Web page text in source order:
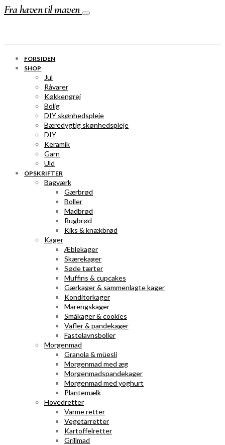
Fra haven til maven
FORSIDEN
SHOP
Jul
Råvarer
Køkkengrej
Bolig
DIY skønhedspleje
Bæredygtig skønhedspleje
DIY
Keramik
Garn
Uld
OPSKRIFTER
Bagværk
Gærbrød
Boller
Madbrød
Rugbrød
Kiks & knækbrød
Kager
Æblekager
Skærekager
Søde tærter
Muffins & cupcakes
Gærkager & sammenlagte kager
Konditorkager
Marengskager
Småkager & cookies
Vafler & pandekager
Fastelavnsboller
Morgenmad
Granola & müesli
Morgenmad med æg
Morgenmadspandekager
Morgenmad med yoghurt
Plantemælk
Hovedretter
Varme retter
Vegetarretter
Kartoffelretter
Grillmad